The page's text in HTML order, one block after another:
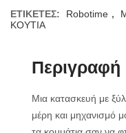
ΕΤΙΚΈΤΕΣ:
Robotime ,
ΚΟΥΤΙΑ
Περιγραφή
Μια κατασκευή με
μέρη και μηχανισμό